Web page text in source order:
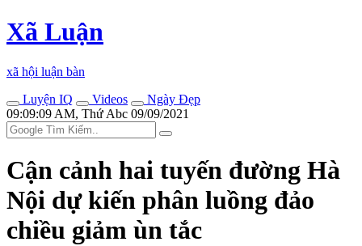
Xã Luận
xã hội luận bàn
Luyện IQ
Videos
Ngày Đẹp
09:09:09 AM, Thứ Abc 09/09/2021
Cận cảnh hai tuyến đường Hà
Nội dự kiến phân luồng đảo
chiều giảm ùn tắc